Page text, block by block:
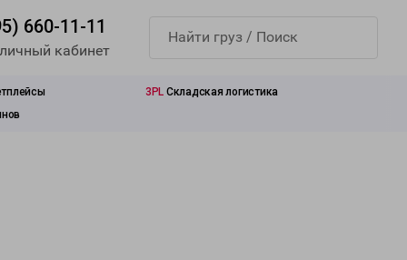
660-11-11
кабинет
3PL Складская логистика